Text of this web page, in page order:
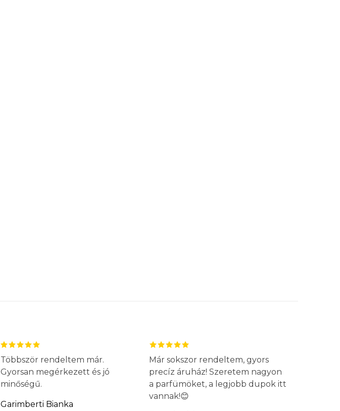
Többször rendeltem már.
Gyorsan megérkezett és jó
minőségű.
Garimberti Bianka
Már sokszor rendeltem, gyors
precíz áruház! Szeretem nagyon
a parfümöket, a legjobb dupok itt
vannak!😊